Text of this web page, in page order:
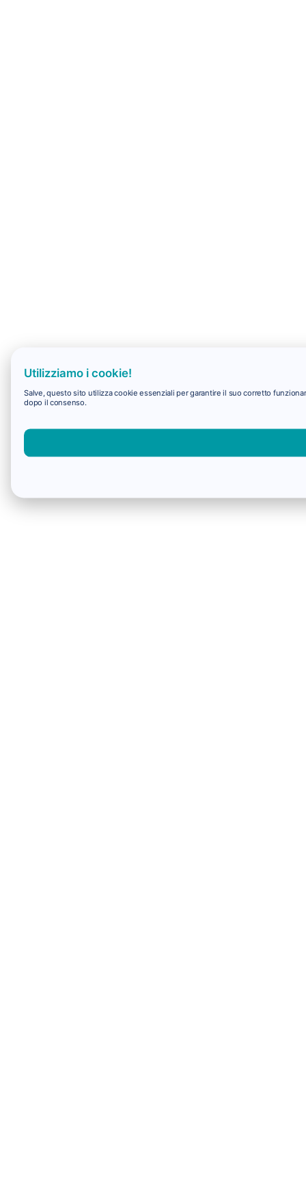
Utilizziamo i cookie!
Salve, questo sito utilizza cookie essenziali per garantire il suo corretto
dopo il consenso.